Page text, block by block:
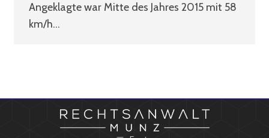
Angeklagte war Mitte des Jahres 2015 mit 58
km/h…